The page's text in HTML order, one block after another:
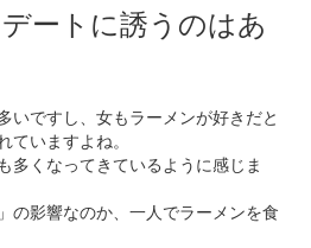
ートに誘うのはあ
いですし、女もラーメンが好きだと
ていますよね。
多くなってきているように感じま
の影響なのか、一人でラーメンを食